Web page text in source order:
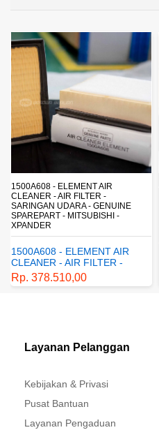
4013A330 - ARM ASSY FR SUSP
LWR RH - KAMPAK DEPAN BAWAH
KANAN - GENUINE SPAREPART -
MITSUBISHI - XPANDER
SUSP LWR RH - KAMPAK
DEPAN BAWAH KANAN -
GENUINE SPAREPART -
MITSUBISHI - XPANDER
Rp. 2.941.500,00
Layanan Pelanggan
Kebijakan & Privasi
Pusat Bantuan
Layanan Pengaduan